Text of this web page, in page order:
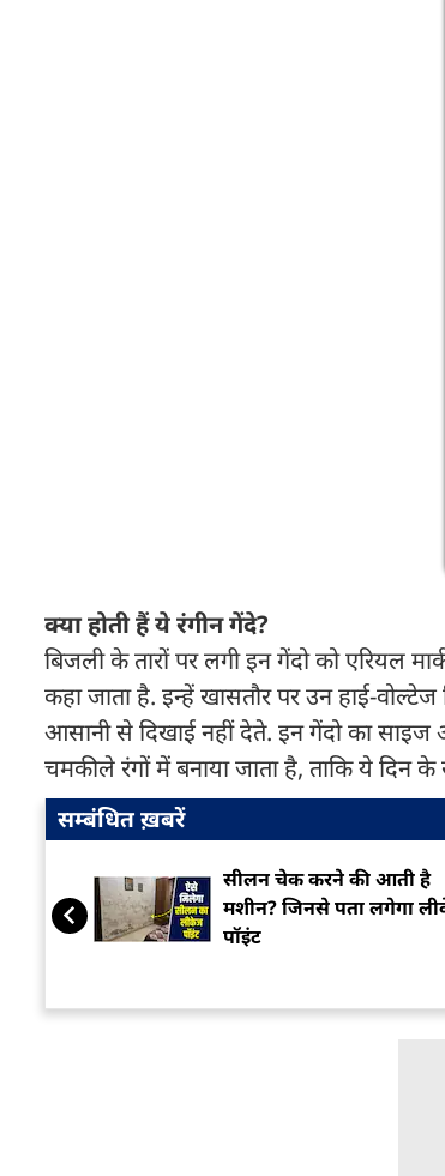
क्या होती हैं ये रंगीन गेंदे?
बिजली के तारों पर लगी इन गेंदो को एरियल
कहा जाता है. इन्हें खासतौर पर उन हाई-
आसानी से दिखाई नहीं देते. इन गेंदो का
चमकीले रंगों में बनाया जाता है, ताकि ये दिन
सम्बंधित ख़बरें
सीलन चेक करने की आती है
मशीन? जिनसे पता लगेगा
पॉइंट